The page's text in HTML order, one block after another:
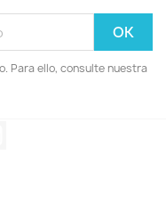
Para ello, consulte nuestra